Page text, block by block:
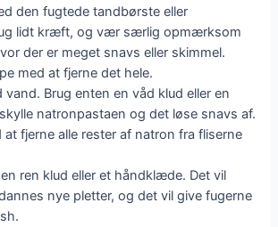
den fugtede tandbørste eller
lidt kræft, og vær særlig opmærksom
der er meget snavs eller skimmel.
med at fjerne det hele.
vand. Brug enten en våd klud eller en
natronpastaen og det løse snavs af.
fjerne alle rester af natron fra fliserne
ren klud eller et håndklæde. Det vil
nye pletter, og det vil give fugerne